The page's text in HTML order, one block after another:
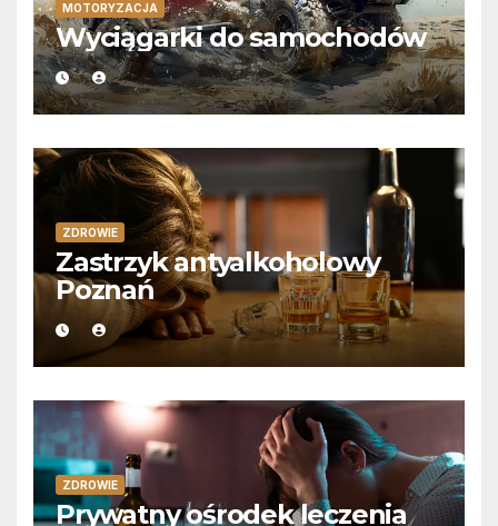
MOTORYZACJA
Wyciągarki do samochodów
ZDROWIE
Zastrzyk antyalkoholowy
Poznań
ZDROWIE
Prywatny ośrodek leczenia